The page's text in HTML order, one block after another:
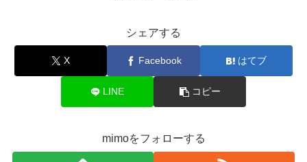
シェアする
X Facebook はてブ
LINE コピー
mimoをフォローする